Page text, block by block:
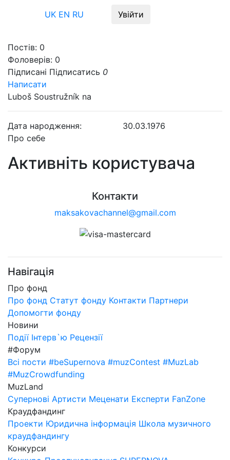
UK EN RU Увійти
Постів: 0
Фоловерів: 0
Підписані Підписатись 0
Написати
Luboš Soustružník na
Дата народження:
30.03.1976
Про себе
Активніть користувача
Контакти
maksakovachannel@gmail.com
Навігація
Про фонд
Про фонд Статут фонду Контакти Партнери
Допомогти фонду
Новини
Події Інтерв`ю Рецензії
#Форум
Всі пости #beSupernova #muzContest #MuzLab
#MuzCrowdfunding
MuzLand
Супернові Артисти Меценати Експерти FanZone
Краудфандинг
Проекти Юридична інформація Школа музичного
краудфандингу
Конкурси